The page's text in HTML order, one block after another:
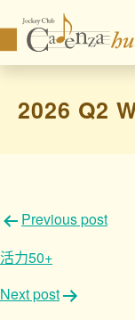
2026 Q2
文
章
導
覽
Previous post
活力50+
Next post